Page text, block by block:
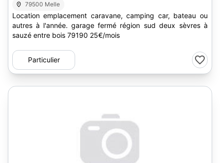
79500 Melle
Location emplacement caravane, camping car, bateau ou
autres à l'année. garage fermé région sud deux sèvres à
sauzé entre bois 79190 25€/mois
Particulier